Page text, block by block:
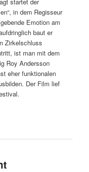
startet der
in dem Regisseur
Emotion am
baut er
Zirkelschluss
ist man mit dem
Roy Andersson
eher funktionalen
Der Film lief